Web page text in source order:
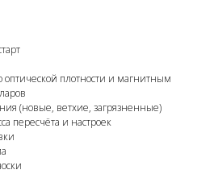
оптической плотности и магнитным
(новые, ветхие, загрязненные)
пересчёта и настроек